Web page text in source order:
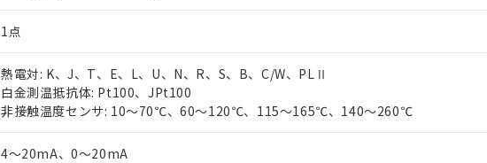
1点
熱電対: K、J、T、E、L、U、N、R、S、B、C/W、PLⅡ
白金測温抵抗体: Pt100、JPt100
非接触温度センサ: 10～70℃、60～120℃、115～165℃、140～260℃
4～20mA、0～20mA